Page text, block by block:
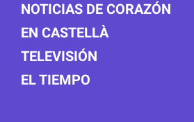
NOTICIAS DE CORAZÓN
EN CASTELLÀ
TELEVISIÓN
EL TIEMPO